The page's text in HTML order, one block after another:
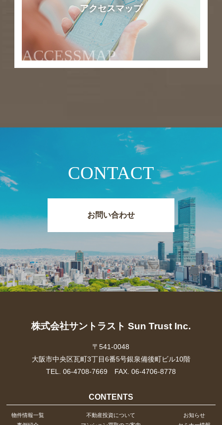
アクセスマップ
ACCESSMAP
CONTACT
お問い合わせ
株式会社サントラスト Sun Trust Inc.
〒541-0048
大阪市中央区瓦町3丁目6番5号銀泉備後町ビル10階
TEL. 06-4708-7669 FAX. 06-4706-8778
CONTENTS
物件情報一覧
不動産投資について
お知らせ